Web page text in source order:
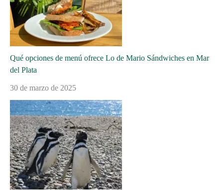
Qué opciones de menú ofrece Lo de Mario Sándwiches en Mar
del Plata
30 de marzo de 2025